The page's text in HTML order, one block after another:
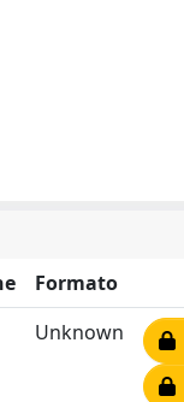
Formato
Unknown